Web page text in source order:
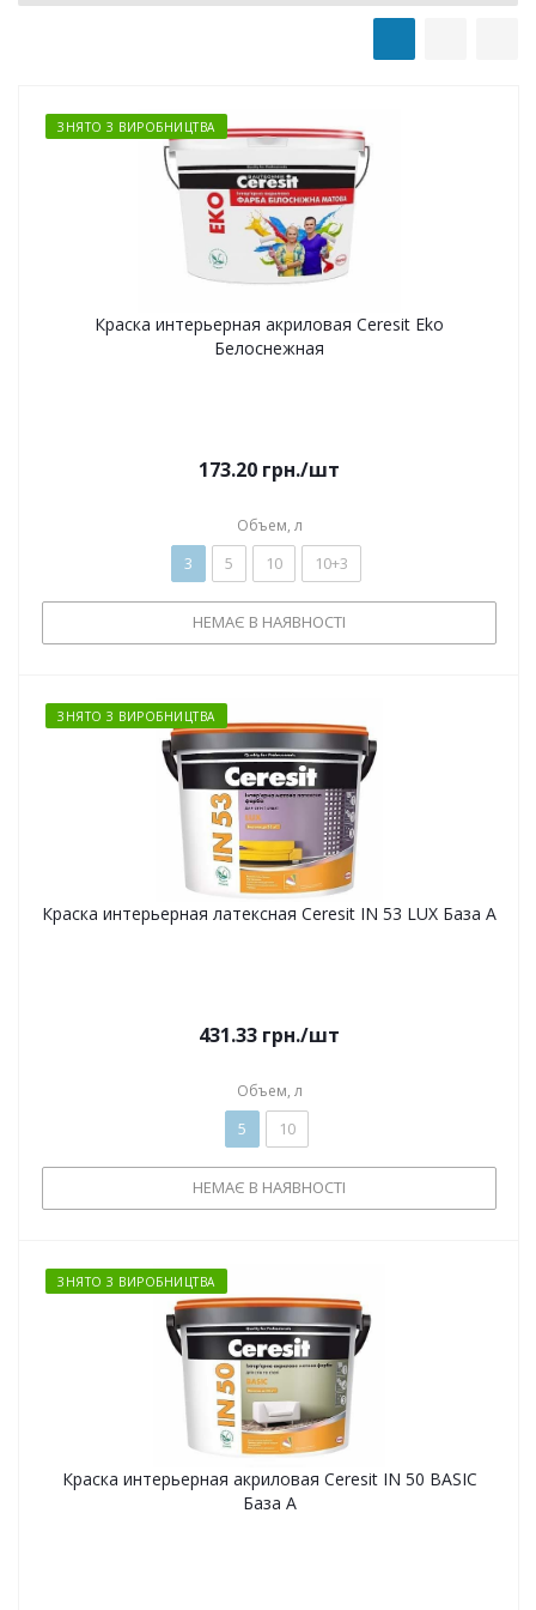
ЗНЯТО З ВИРОБНИЦТВА
Краска интерьерная акриловая Ceresit Eko
Белоснежная
173.20 грн./шт
Объем, л
3 5 10 10+3
НЕМАЄ В НАЯВНОСТІ
ЗНЯТО З ВИРОБНИЦТВА
Краска интерьерная латексная Ceresit IN 53 LUX База А
431.33 грн./шт
Объем, л
5 10
НЕМАЄ В НАЯВНОСТІ
ЗНЯТО З ВИРОБНИЦТВА
Краска интерьерная акриловая Ceresit IN 50 BASIC
База А